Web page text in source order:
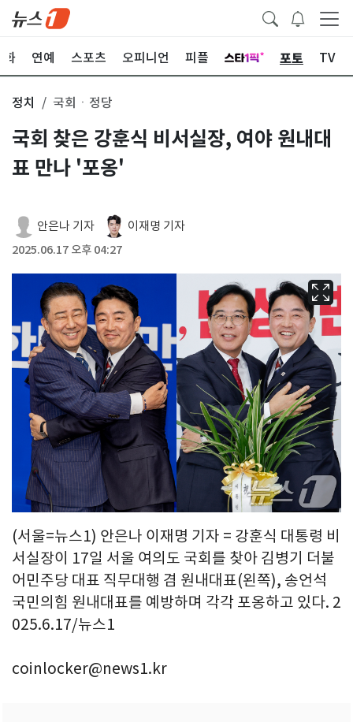
화 연예 스포츠 오피니언 피플 포토 TV
정치 국회ㆍ정당
국회 찾은 강훈식 비서실장, 여야 원내대
표 만나 '포옹'
안은나 기자 이재명 기자
2025.06.17 오후 04:27
(서울=뉴스1) 안은나 이재명 기자 = 강훈식 대통령 비
서실장이 17일 서울 여의도 국회를 찾아 김병기 더불
어민주당 대표 직무대행 겸 원내대표(왼쪽), 송언석
국민의힘 원내대표를 예방하며 각각 포옹하고 있다. 2
025.6.17/뉴스1
coinlocker@news1.kr